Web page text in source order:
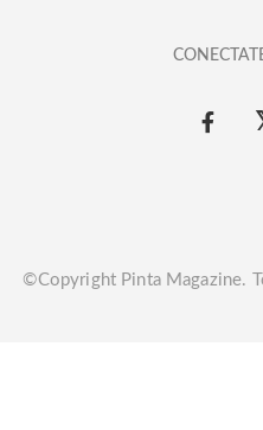
©Copyright Pinta Magazine.